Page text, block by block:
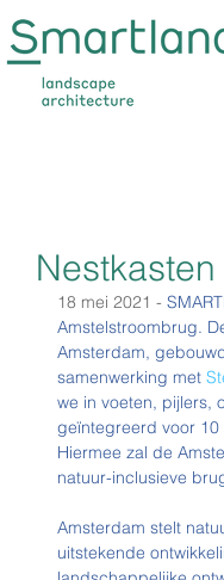
18 mei 2021 -
Amstelstroombrug.
Amsterdam,
samenwerking met
we in voeten, pijlers,
geïntegreerd voor
Hiermee zal de
natuur-inclusieve
Amsterdam stelt
uitstekende